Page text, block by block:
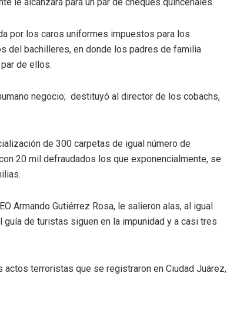
por los caros uniformes impuestos para los
del bachilleres, en donde los padres de familia
de ellos.
negocio; destituyó al director de los cobachs,
de 300 carpetas de igual número de
20 mil defraudados los que exponencialmente, se
Armando Gutiérrez Rosa, le salieron alas, al igual
de turistas siguen en la impunidad y a casi tres
terroristas que se registraron en Ciudad Juárez,